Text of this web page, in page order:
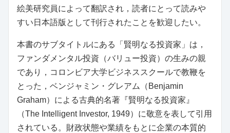
絵美研究員によって翻訳され，読者にとって読みや
すい日本語版として刊行されたことを歓迎したい。
本書のサブタイトルにある「賢明なる投資家」は，
ファンダメンタル投資（バリュー投資）の生みの親
であり，コロンビア大学ビジネススクールで教鞭を
とった，ベンジャミン・グレアム（Benjamin
Graham）による古典的名著『賢明なる投資家』
（The Intelligent Investor, 1949）に敬意を表して引用
されている。財政状態や業績をもとに企業の本質的